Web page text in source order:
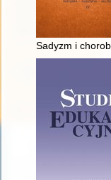
Sadyzm i